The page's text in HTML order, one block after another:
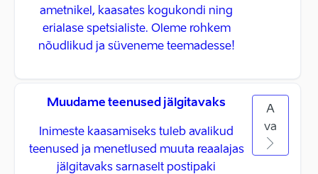
ametnikel, kaasates kogukondi ning
erialase spetsialiste. Oleme rohkem
nõudlikud ja süveneme teemadesse!
Muudame teenused jälgitavaks
Inimeste kaasamiseks tuleb avalikud
teenused ja menetlused muuta reaalajas
jälgitavaks sarnaselt postipaki
A
va